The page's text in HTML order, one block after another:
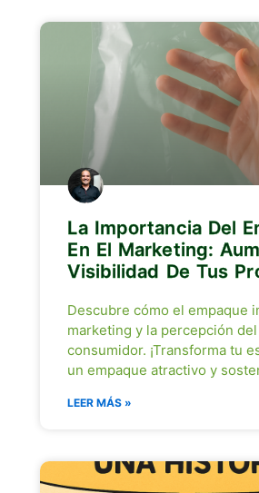
La Importancia Del
En El Marketing:
Visibilidad De Tus
Descubre cómo el empaque
marketing y la percepción del
consumidor. ¡Transforma tu
un empaque atractivo y
LEER MÁS »